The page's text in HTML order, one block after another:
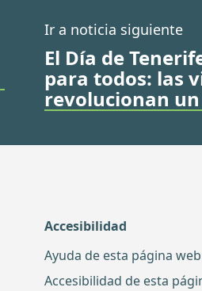
Ir a noticia siguiente
El Día de
para todos: las
revolucionan
Accesibilidad
Ayuda de esta página web
Accesibilidad de esta